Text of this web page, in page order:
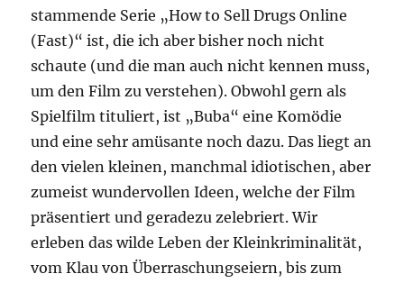
stammende Serie „How to Sell Drugs Online
(Fast)“ ist, die ich aber bisher noch nicht
schaute (und die man auch nicht kennen muss,
um den Film zu verstehen). Obwohl gern als
Spielfilm tituliert, ist „Buba“ eine Komödie
und eine sehr amüsante noch dazu. Das liegt an
den vielen kleinen, manchmal idiotischen, aber
zumeist wundervollen Ideen, welche der Film
präsentiert und geradezu zelebriert. Wir
erleben das wilde Leben der Kleinkriminalität,
vom Klau von Überraschungseiern, bis zum